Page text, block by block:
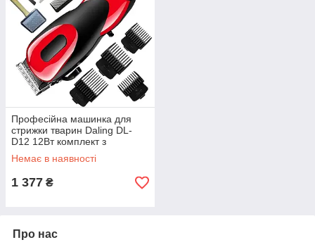
Професійна машинка для
стрижки тварин Daling DL-
D12 12Вт комплект з
насадками 4 шт ножицями та
щіткою Тиха робота
Немає в наявності
1 377 ₴
Про нас